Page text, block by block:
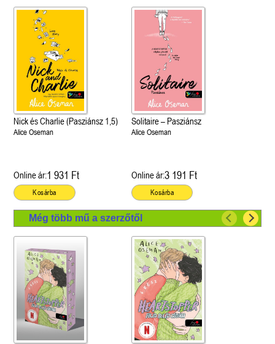
Nick és Charlie (Pasziánsz 1,5)
Alice Oseman
Online ár:1 931 Ft
Kosárba
Solitaire – Pasziánsz
Alice Oseman
Online ár:3 191 Ft
Kosárba
Még több mű a szerzőtől